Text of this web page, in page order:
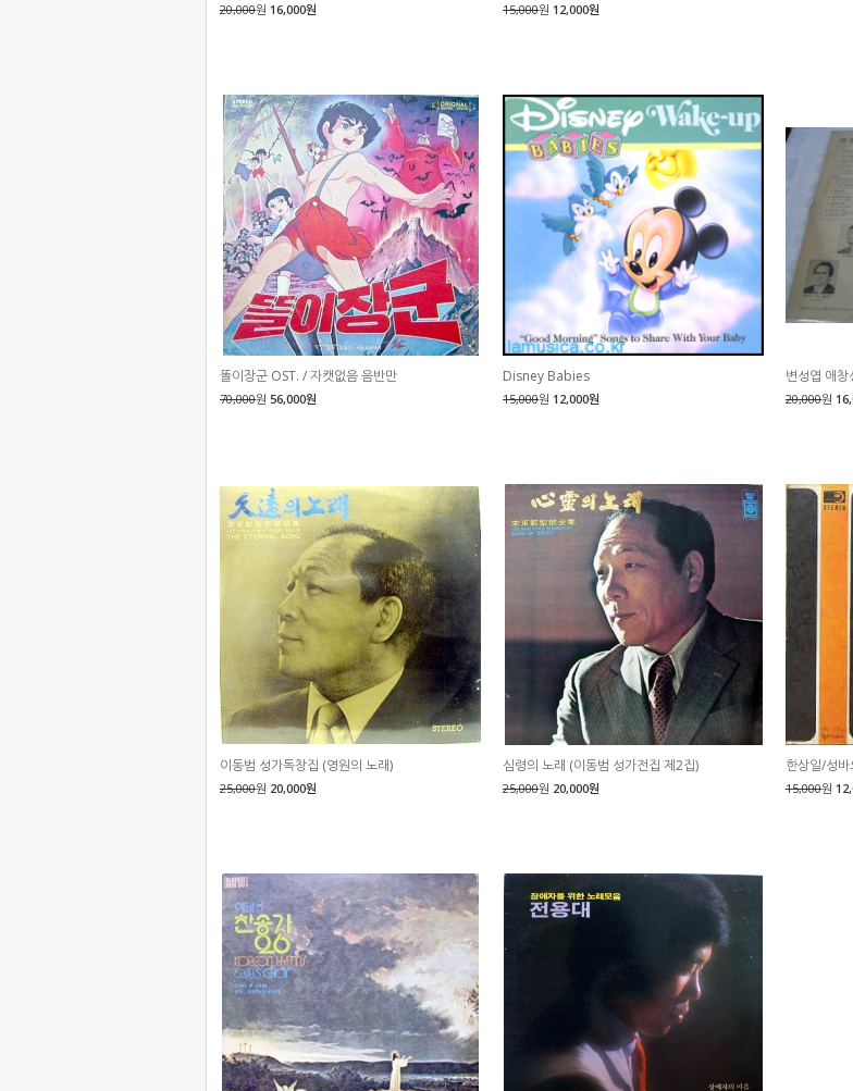
20,000원 16,000원 15,000원 12,000원
똘이장군 OST. / 자캣없음 음반만
70,000원 56,000원
Disney Babies
15,000원 12,000원
변성엽 애창
20,000원
이동범 성가독창집 (영원의 노래)
25,000원 20,000원
심령의 노래 (이동범 성가전집 제2집)
25,000원 20,000원
한상일/성
15,000원